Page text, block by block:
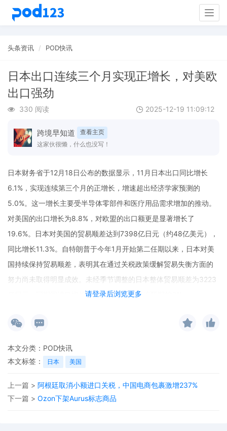
头条资讯 POD快讯
日本出口连续三个月实现正增长，对美欧
出口强劲
330 阅读 2025-12-19 11:09:12
跨境早知道
查看主页
这家伙很懒，什么也没写！
请登录后浏览更多
日本财务省于12月18日公布的数据显示，11月日本出口同比增长
6.1%，实现连续第三个月的正增长，增速超出经济学家预测的
5.0%。这一增长主要受半导体零部件和医疗用品需求增加的推动。
对美国的出口增长为8.8%，对欧盟的出口额更是显著增长了
19.6%。日本对美国的贸易顺差达到7398亿日元（约48亿美元），
同比增长11.3%。自特朗普于今年1月开始第二任期以来，日本对美
国持续保持贸易顺差，表明其在通过关税政策缓解贸易失衡方面的
努力尚未取得明显成效。未经季节调整的日本整体贸易顺差为3223
亿日元。同期间进口增长1.3%，低于市场普遍预期的3%。
本文分类： POD快讯
本文标签：
日本 美国
上一篇 > 阿根廷取消小额进口关税，中国电商包裹激增237%
下一篇 > Ozon下架Aurus标志商品